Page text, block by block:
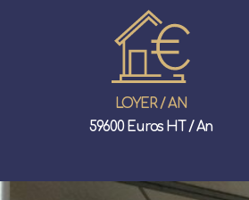
LOYER / AN
59600 Euros HT / An